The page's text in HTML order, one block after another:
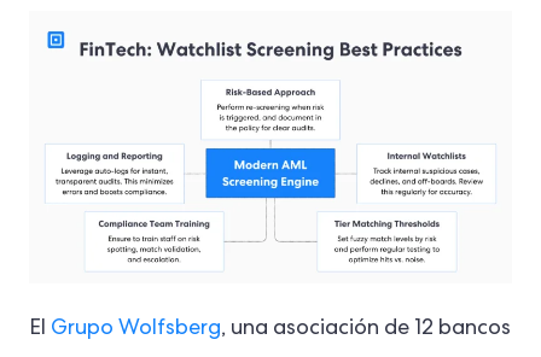
El Grupo Wolfsberg, una asociación de 12 bancos